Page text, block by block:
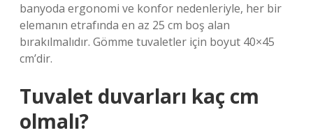
banyoda ergonomi ve konfor nedenleriyle, her bir
elemanın etrafında en az 25 cm boş alan
bırakılmalıdır. Gömme tuvaletler için boyut 40×45
cm’dir.
Tuvalet duvarları kaç cm
olmalı?